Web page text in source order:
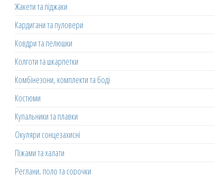
Жакети та піджаки
Кардигани та пуловери
Ковдри та пелюшки
Колготи та шкарпетки
Комбінезони, комплекти та боді
Костюми
Купальники та плавки
Окуляри сонцезахисні
Піжами та халати
Реглани, поло та сорочки